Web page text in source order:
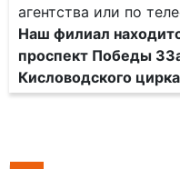
агентства или по
Наш филиал
проспект Победы
Кисловодского